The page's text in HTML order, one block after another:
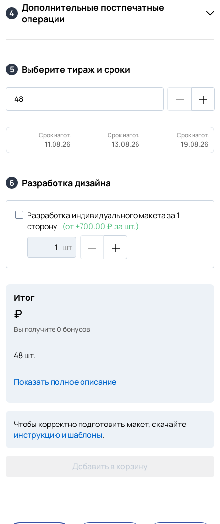
4
Дополнительные постпечатные
операции
5 Выберите тираж и сроки
Срок изгот.
11.08.26
Срок изгот.
13.08.26
Срок изгот.
19.08.26
6 Разработка дизайна
Разработка индивидуального макета за 1
сторону (от +700.00
за шт.)
шт
Итог
Вы получите 0 бонусов
48 шт.
Показать полное описание
Чтобы корректно подготовить макет, скачайте
инструкцию и шаблоны.
Добавить в корзину